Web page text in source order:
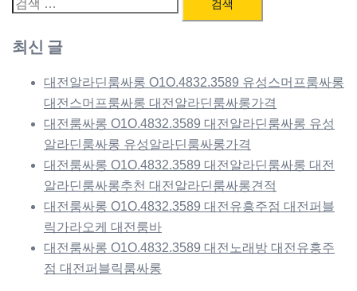
검
최신 글
대전알라딘룸싸롱 O1O.4832.3589 유성스머프룸싸롱
대전스머프룸싸롱 대전알라딘룸싸롱가격
대전룸싸롱 O1O.4832.3589 대전알라딘룸싸롱 유성
알라딘룸싸롱 유성알라딘룸싸롱가격
대전룸싸롱 O1O.4832.3589 대전알라딘룸싸롱 대전
알라딘룸싸롱추천 대전알라딘룸싸롱견적
대전룸싸롱 O1O.4832.3589 대전유흥주점 대전퍼블
릭가라오케 대전룸바
대전룸싸롱 O1O.4832.3589 대전노래방 대전유흥주
점 대전퍼블릭룸싸롱